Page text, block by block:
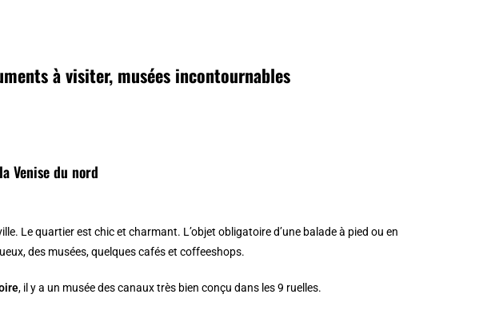
à visiter, musées incontournables
Venise du nord
Le quartier est chic et charmant. L’objet obligatoire d’une balade à pied ou en
des musées, quelques cafés et coffeeshops.
, il y a un musée des canaux très bien conçu dans les 9 ruelles.